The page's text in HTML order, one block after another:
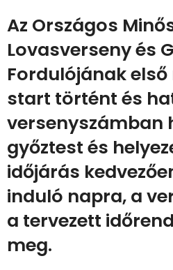
Az Országos
Lovasverseny és
Fordulójának első
start történt és
versenyszámban
győztest és
időjárás
induló napra, a
a tervezett
meg.